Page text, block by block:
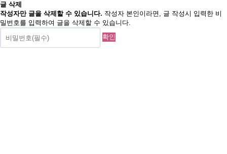
글 삭제
작성자만 글을 삭제할 수 있습니다. 작성자 본인이라면, 글 작성시 입력한 비
밀번호를 입력하여 글을 삭제할 수 있습니다.